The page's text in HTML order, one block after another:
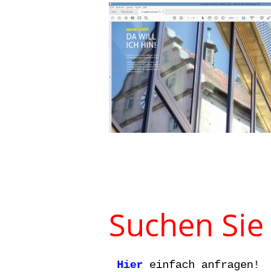
Suchen
Hier einfach anfragen!